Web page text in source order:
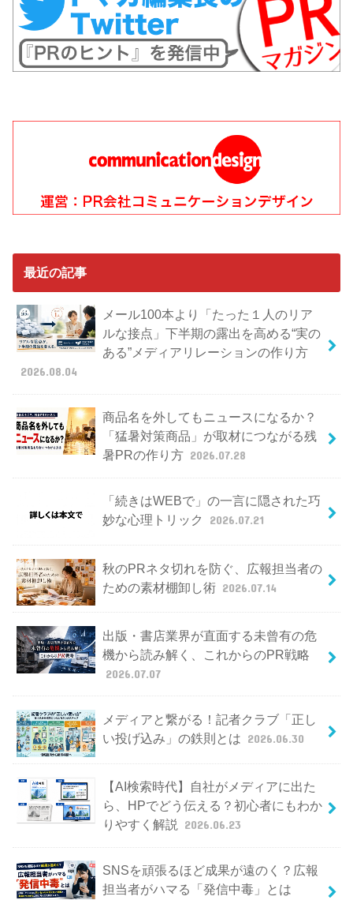
最近の記事
メール100本より「たった１人のリア
ルな接点」下半期の露出を高める“実の
ある”メディアリレーションの作り方
2026.08.04
商品名を外してもニュースになるか？
「猛暑対策商品」が取材につながる残
暑PRの作り方 2026.07.28
「続きはWEBで」の一言に隠された巧
妙な心理トリック
2026.07.21
秋のPRネタ切れを防ぐ、広報担当者の
ための素材棚卸し術 2026.07.14
出版・書店業界が直面する未曾有の危
機から読み解く、これからのPR戦略
2026.07.07
メディアと繋がる！記者クラブ「正し
い投げ込み」の鉄則とは 2026.06.30
【AI検索時代】自社がメディアに出た
ら、HPでどう伝える？初心者にもわか
りやすく解説
2026.06.23
SNSを頑張るほど成果が遠のく？広報
担当者がハマる「発信中毒」とは